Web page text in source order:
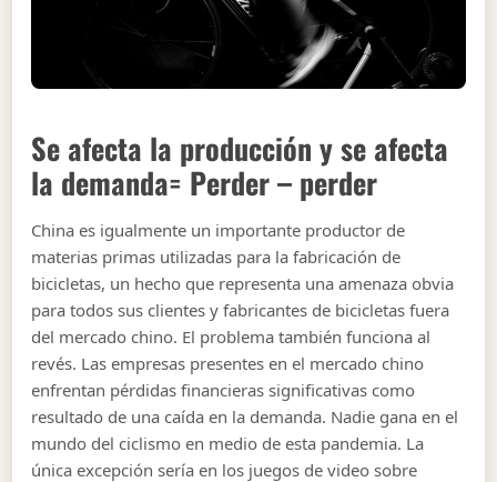
Se afecta la producción y se afecta
la demanda= Perder – perder
China es igualmente un importante productor de
materias primas utilizadas para la fabricación de
bicicletas, un hecho que representa una amenaza obvia
para todos sus clientes y fabricantes de bicicletas fuera
del mercado chino. El problema también funciona al
revés. Las empresas presentes en el mercado chino
enfrentan pérdidas financieras significativas como
resultado de una caída en la demanda. Nadie gana en el
mundo del ciclismo en medio de esta pandemia. La
única excepción sería en los juegos de video sobre